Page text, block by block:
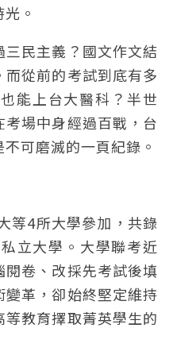
。
民主義？國文作文結
從前的考試到底有多
能上台大醫科？半世
場中身經過百戰，台
可磨滅的一頁紀錄。
等4所大學參加，共錄
立大學。大學聯考近
卷、改採先考試後填
革，卻始終堅定維持
教育擇取菁英學生的